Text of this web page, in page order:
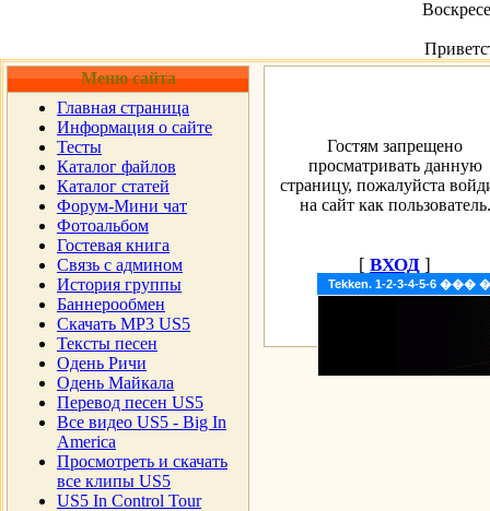
Меню сайта
Главная страница
Информация о сайте
Тесты
Каталог файлов
Каталог статей
Форум-Мини чат
Фотоальбом
Гостевая книга
Cвязь с админом
История группы
Баннерообмен
Скачать MP3 US5
Тексты песен
Одень Ричи
Одень Майкала
Перевод песен US5
Все видео US5 - Big In
America
Просмотреть и скачать
все клипы US5
US5 In Control Tour
Tekken. 1-2-3-4-5-6
Гостям запрещено
просматривать данную
страницу, пожалуйста
на сайт как пользователь.
[ ВХОД ]